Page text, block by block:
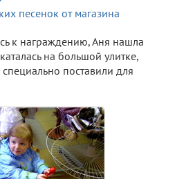
к награждению, Аня нашла
на большой улитке,
поставили для